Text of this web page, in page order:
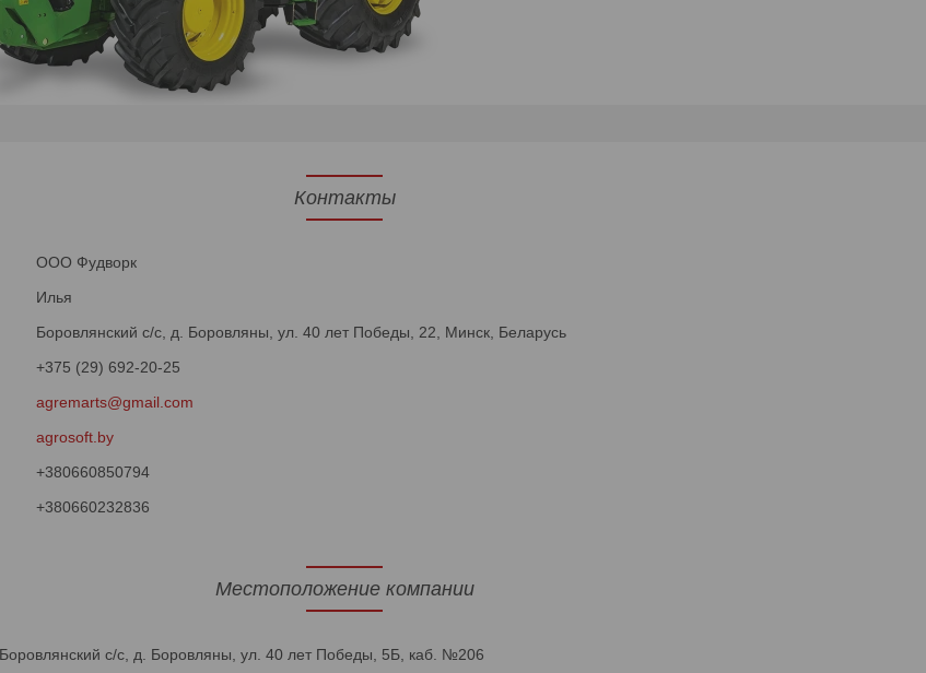
Контакты
ООО Фудворк
Илья
Боровлянский с/с, д. Боровляны, ул. 40 лет Победы, 22, Минск, Беларусь
+375 (29) 692-20-25
agremarts@gmail.com
agrosoft.by
+380660850794
+380660232836
Местоположение компании
с/с, д. Боровляны, ул. 40 лет Победы, 5Б, каб. №206